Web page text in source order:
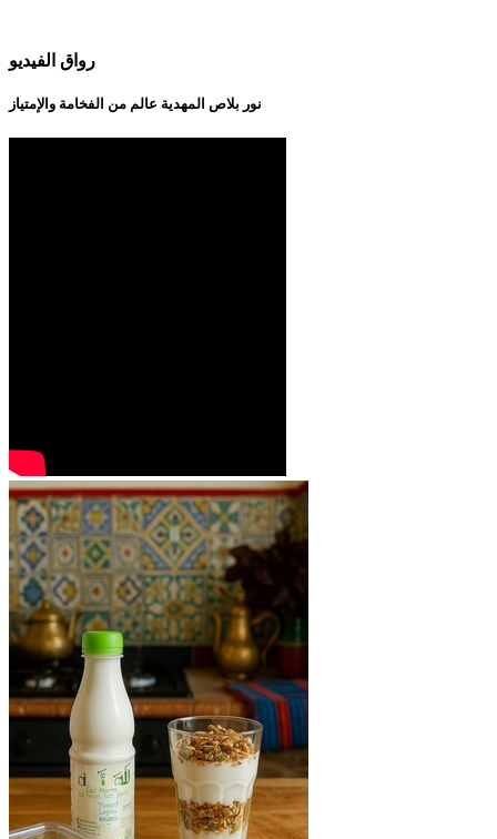
رواق الفيديو
نور بلاص المهدية عالم من الفخامة والإمتياز